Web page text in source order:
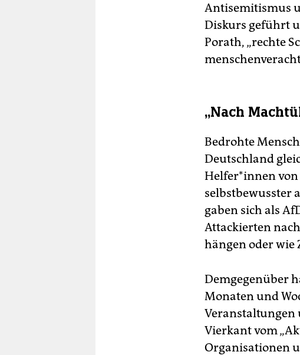
Antisemitismus
Diskurs geführt
Porath, „rechte
„Nach
Bedrohte
Deutschland
Hel­fe­r*in­nen
selbstbewusster
gaben sich als
Attackierten
hängen oder wie
Demgegenüber
Monaten und
Veranstaltungen
Vierkant vom
Organisationen